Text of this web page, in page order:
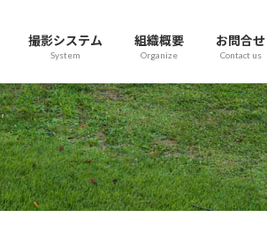
撮影システム
System
組織概要
Organize
お問合せ
Contact us